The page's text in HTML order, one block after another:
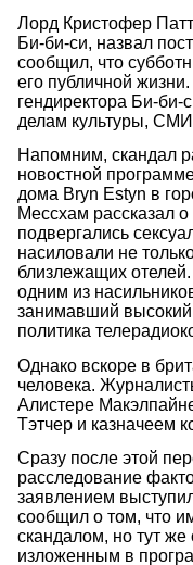
Лорд Кристофер
Би-би-си, назвал
сообщил, что
его публичной
гендиректора Би-
делам культуры, СМИ
Напомним, скандал
новостной
дома Bryn Estyn в
Мессхам рассказал о
подвергались
насиловали не
близлежащих
одним из
занимавший
политика
Однако вскоре в
человека.
Алистере
Тэтчер и казначеем
Сразу после этой
расследование
заявлением
сообщил о том, что
скандалом, но тут же
изложенным в